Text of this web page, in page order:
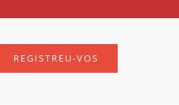
REGISTREU-VOS